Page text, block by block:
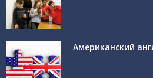
Американский